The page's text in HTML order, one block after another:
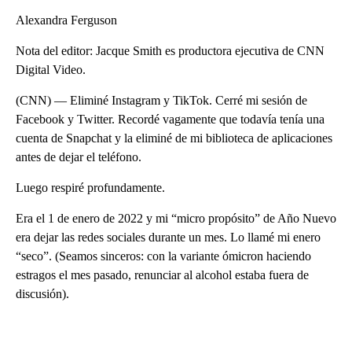
Alexandra Ferguson
Nota del editor: Jacque Smith es productora ejecutiva de CNN
Digital Video.
(CNN) — Eliminé Instagram y TikTok. Cerré mi sesión de
Facebook y Twitter. Recordé vagamente que todavía tenía una
cuenta de Snapchat y la eliminé de mi biblioteca de aplicaciones
antes de dejar el teléfono.
Luego respiré profundamente.
Era el 1 de enero de 2022 y mi “micro propósito” de Año Nuevo
era dejar las redes sociales durante un mes. Lo llamé mi enero
“seco”. (Seamos sinceros: con la variante ómicron haciendo
estragos el mes pasado, renunciar al alcohol estaba fuera de
discusión).